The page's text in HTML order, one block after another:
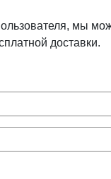
мы
доставки.